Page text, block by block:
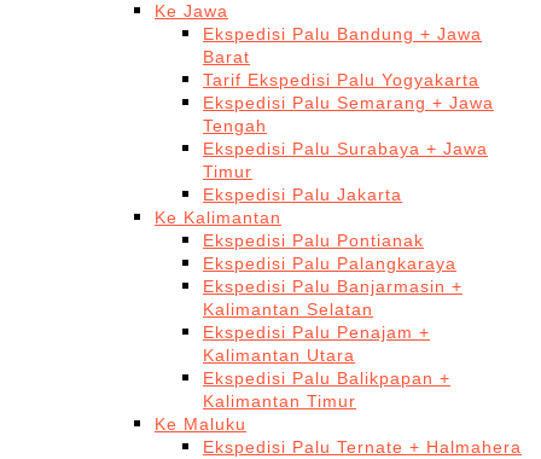
Ke Jawa
Ekspedisi Palu Bandung + Jawa
Barat
Tarif Ekspedisi Palu Yogyakarta
Ekspedisi Palu Semarang + Jawa
Tengah
Ekspedisi Palu Surabaya + Jawa
Timur
Ekspedisi Palu Jakarta
Ke Kalimantan
Ekspedisi Palu Pontianak
Ekspedisi Palu Palangkaraya
Ekspedisi Palu Banjarmasin +
Kalimantan Selatan
Ekspedisi Palu Penajam +
Kalimantan Utara
Ekspedisi Palu Balikpapan +
Kalimantan Timur
Ke Maluku
Ekspedisi Palu Ternate + Halmahera